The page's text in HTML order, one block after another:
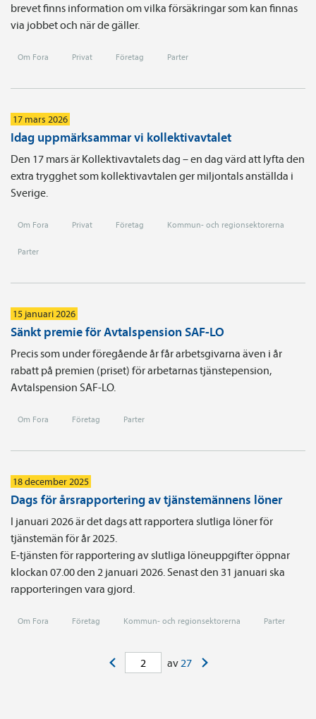
brevet finns information om vilka försäkringar som kan finnas
via jobbet och när de gäller.
Om Fora Privat Företag Parter
17 mars 2026
Idag uppmärksammar vi kollektivavtalet
Den 17 mars är Kollektivavtalets dag – en dag värd att lyfta den
extra trygghet som kollektivavtalen ger miljontals anställda i
Sverige.
Om Fora Privat Företag Kommun- och regionsektorerna
Parter
15 januari 2026
Sänkt premie för Avtalspension SAF-LO
Precis som under föregående år får arbetsgivarna även i år
rabatt på premien (priset) för arbetarnas tjänste­pension,
Avtals­pension SAF-LO.
Om Fora Företag Parter
18 december 2025
Dags för årsrapportering av tjänstemännens löner
I januari 2026 är det dags att rapportera slutliga löner för
tjänstemän för år 2025.
E-tjänsten för rapportering av slutliga löneuppgifter öppnar
klockan 07.00 den 2 januari 2026. Senast den 31 januari ska
rapporteringen vara gjord.
Om Fora Företag Kommun- och regionsektorerna Parter
av27